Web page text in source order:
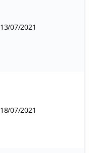
13/07/2021
18/07/2021